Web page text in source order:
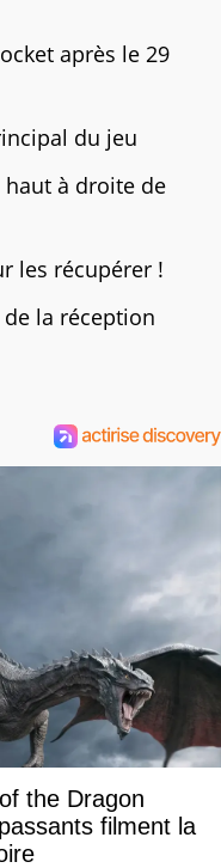
après le 29
du jeu
haut à droite de
les récupérer !
la réception
the Dragon
filment la